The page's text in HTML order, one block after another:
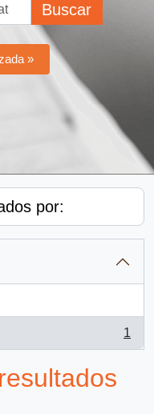
Buscar
»
por:
1